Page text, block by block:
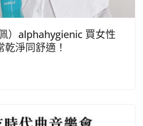
）alphahygienic 買女性
淨同舒適！